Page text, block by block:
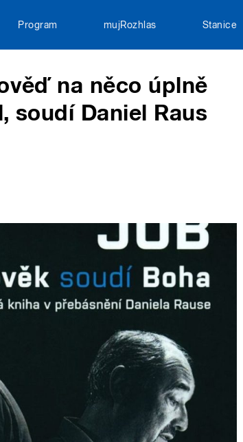
Program mujRozhlas Stanice
na něco úplně
soudí Daniel Raus